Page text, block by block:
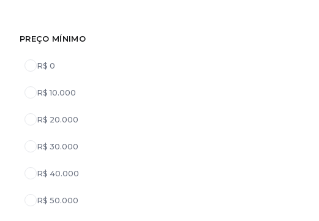
PREÇO MÍNIMO
R$ 0
R$ 10.000
R$ 20.000
R$ 30.000
R$ 40.000
R$ 50.000